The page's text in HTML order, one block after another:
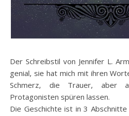
Der Schreibstil von Jennifer L.
genial, sie hat mich mit ihren
Schmerz, die Trauer, aber
Protagonisten spüren lassen.
Die Geschichte ist in 3